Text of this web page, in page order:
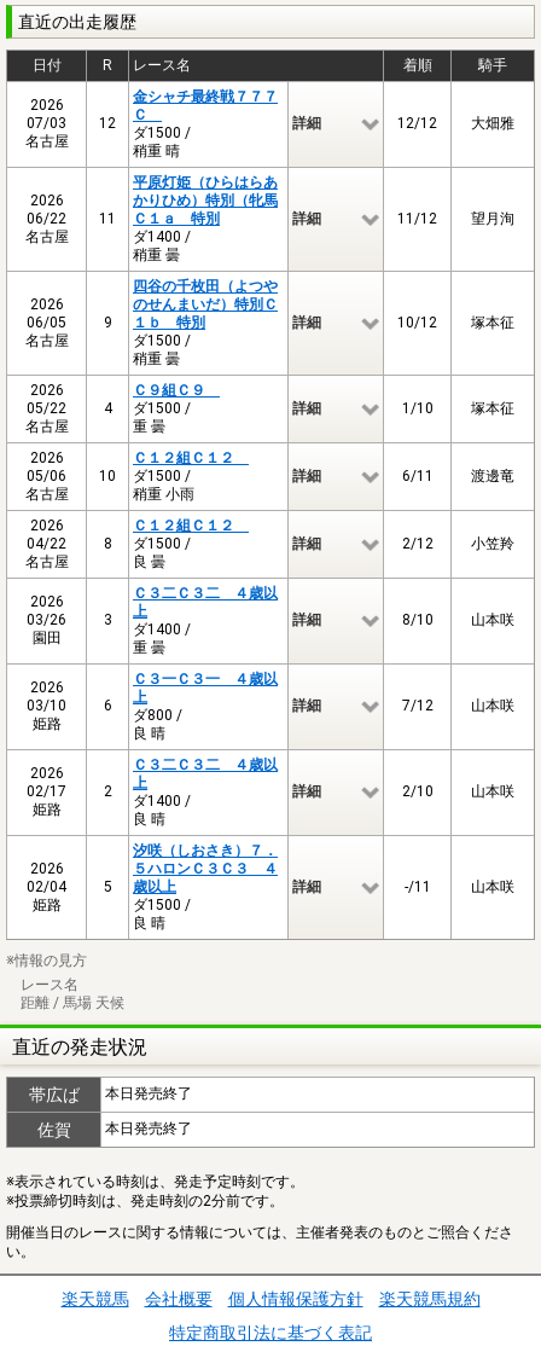
直近の出走履歴
日付 R レース名 着順 騎手
2026
07/03
名古屋
12
金シャチ最終戦７７７
Ｃ
ダ1500 /
稍重 晴
詳細 12/12 大畑雅
2026
06/22
名古屋
11
平原灯姫（ひらはらあ
かりひめ）特別（牝馬
Ｃ１ａ 特別
ダ1400 /
稍重 曇
詳細 11/12 望月洵
2026
06/05
名古屋
9
四谷の千枚田（よつや
のせんまいだ）特別Ｃ
１ｂ 特別
ダ1500 /
稍重 曇
詳細 10/12 塚本征
2026
05/22
名古屋
4
Ｃ９組Ｃ９
ダ1500 /
重 曇
詳細 1/10 塚本征
2026
05/06
名古屋
10
Ｃ１２組Ｃ１２
ダ1500 /
稍重 小雨
詳細 6/11 渡邊竜
2026
04/22
名古屋
8
Ｃ１２組Ｃ１２
ダ1500 /
良 曇
詳細 2/12 小笠羚
2026
03/26
園田
3
Ｃ３二Ｃ３二 ４歳以
上
ダ1400 /
重 曇
詳細 8/10 山本咲
2026
03/10
姫路
6
Ｃ３一Ｃ３一 ４歳以
上
ダ800 /
良 晴
詳細 7/12 山本咲
2026
02/17
姫路
2
Ｃ３二Ｃ３二 ４歳以
上
ダ1400 /
良 晴
詳細 2/10 山本咲
2026
02/04
姫路
5
汐咲（しおさき）７．
５ハロンＣ３Ｃ３ ４
歳以上
ダ1500 /
良 晴
詳細 -/11 山本咲
※情報の見方
レース名
距離 / 馬場 天候
直近の発走状況
帯広ば 本日発売終了
佐賀 本日発売終了
※表示されている時刻は、発走予定時刻です。
※投票締切時刻は、発走時刻の2分前です。
開催当日のレースに関する情報については、主催者発表のものとご照合くださ
い。
楽天競馬 会社概要 個人情報保護方針
楽天競馬規約
特定商取引法に基づく表記